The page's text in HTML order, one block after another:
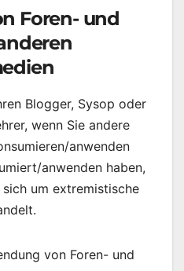
Foren- und
Blogger, Sysop oder
wenn Sie andere
anwenden
anwenden haben,
um extremistische
von Foren- und